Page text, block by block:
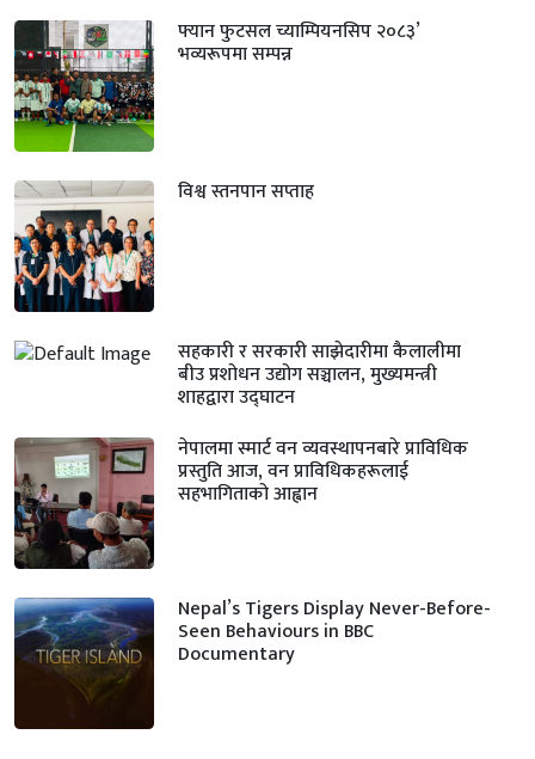
फ्यान फुटसल च्याम्पियनसिप २०८३’
भव्यरूपमा सम्पन्न
विश्व स्तनपान सप्ताह
सहकारी र सरकारी साझेदारीमा कैलालीमा
बीउ प्रशोधन उद्योग सञ्चालन, मुख्यमन्त्री
शाहद्वारा उद्घाटन
नेपालमा स्मार्ट वन व्यवस्थापनबारे प्राविधिक
प्रस्तुति आज, वन प्राविधिकहरूलाई
सहभागिताको आह्वान
Nepal’s Tigers Display Never-Before-
Seen Behaviours in BBC
Documentary